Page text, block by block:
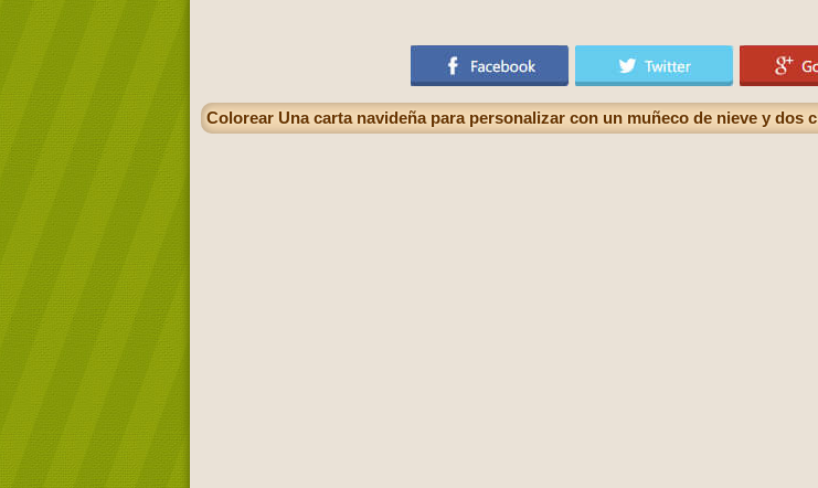
Colorear Una carta navideña para personalizar con un muñeco de nieve y dos